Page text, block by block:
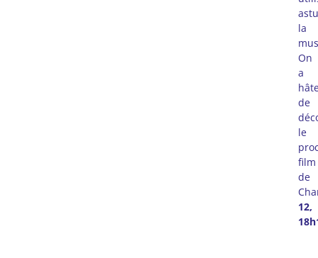
la
On
a
de
le
film
de
12,